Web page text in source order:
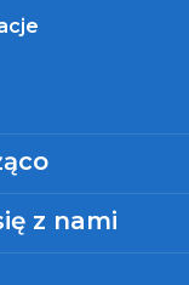
z nami